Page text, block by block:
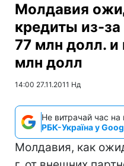
Молдавия
кредиты из-
77 млн долл. и
млн долл
14:00 27.11.2011 Нд
Не витрачай час на
РБК-Україна у
Молдавия, как